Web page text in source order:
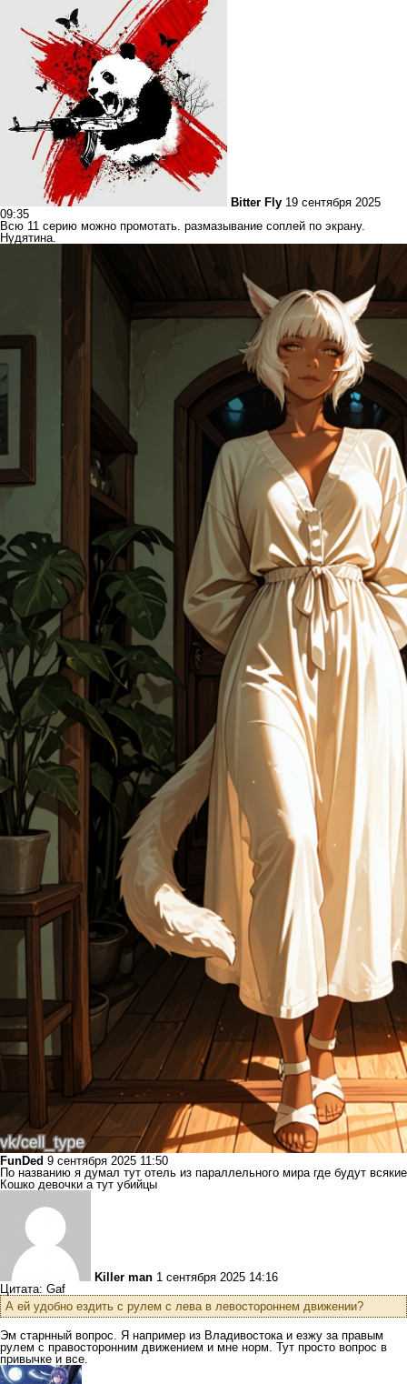
Bitter Fly 19 сентября 2025
09:35
Всю 11 серию можно промотать. размазывание соплей по экрану.
Нудятина.
FunDed 9 сентября 2025 11:50
По названию я думал тут отель из параллельного мира где будут всякие
Кошко девочки а тут убийцы
Killer man 1 сентября 2025 14:16
Цитата: Gaf
А ей удобно ездить с рулем с лева в левостороннем движении?
Эм старнный вопрос. Я например из Владивостока и езжу за правым
рулем с правосторонним движением и мне норм. Тут просто вопрос в
привычке и все.